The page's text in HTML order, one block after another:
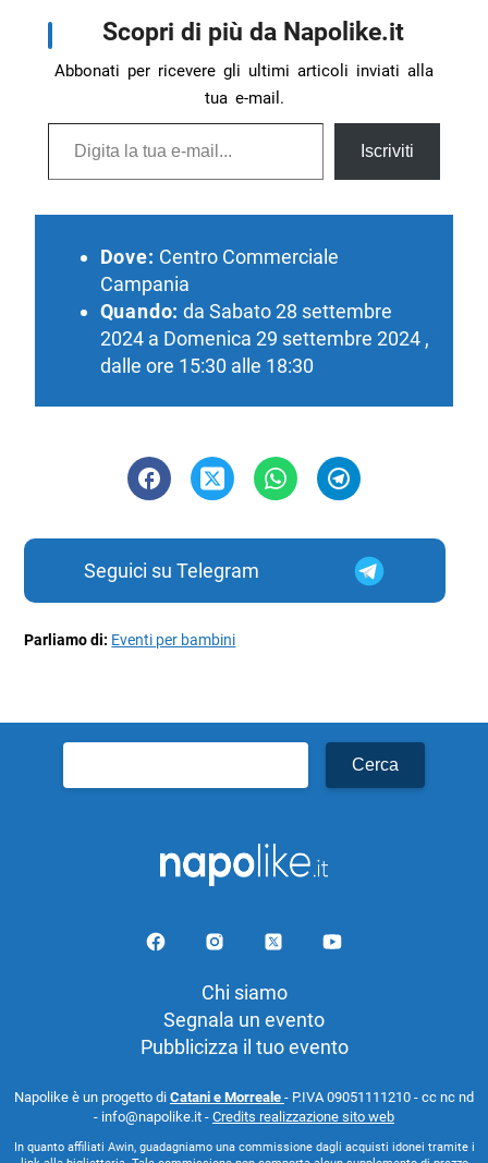
Scopri di più da Napolike.it
Abbonati per ricevere gli ultimi articoli inviati alla
tua e-mail.
Digita la tua e-mail...
Iscriviti
Dove: Centro Commerciale
Campania
Quando: da Sabato 28 settembre
2024 a Domenica 29 settembre 2024 ,
dalle ore 15:30 alle 18:30
Seguici su Telegram
Parliamo di: Eventi per bambini
per:
Chi siamo
Segnala un evento
Pubblicizza il tuo evento
Napolike è un progetto di Catani e Morreale - P.IVA 09051111210 - cc nc nd
- info@napolike.it - Credits realizzazione sito web
In quanto affiliati Awin, guadagniamo una commissione dagli acquisti idonei tramite i